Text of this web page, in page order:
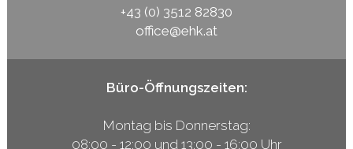
+43 (0) 3512 82830
office@ehk.at
Büro-Öffnungszeiten:
Montag bis Donnerstag:
08:00 - 12:00 und 13:00 - 16:00 Uhr